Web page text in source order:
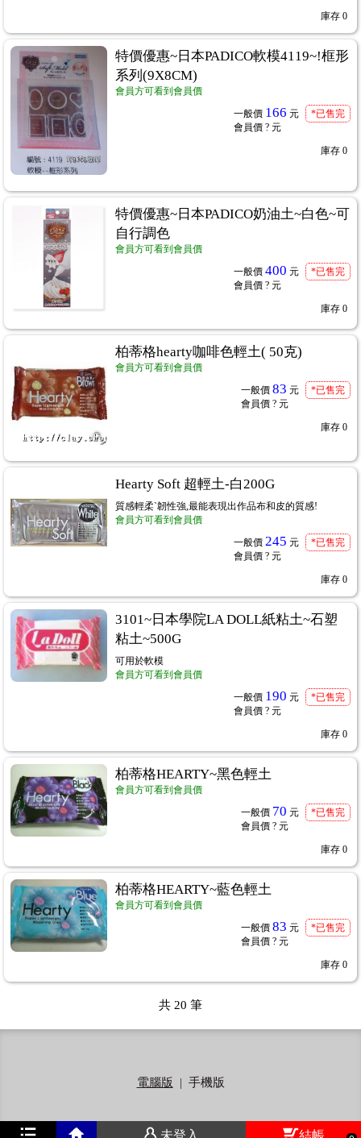
棉紙
紙...89
未登入 結帳
庫存 0
特價優惠~日本PADICO軟模4119~!框形
系列(9X8CM)
會員方可看到會員價
一般價 166 元
會員價 ? 元
*已售完
庫存 0
特價優惠~日本PADICO奶油土~白色~可
自行調色
會員方可看到會員價
一般價 400 元
會員價 ? 元
*已售完
庫存 0
柏蒂格hearty咖啡色輕土( 50克)
會員方可看到會員價
一般價 83 元
會員價 ? 元
*已售完
庫存 0
Hearty Soft 超輕土-白200G
質感輕柔ˋ韌性強,最能表現出作品布和皮的質感!
會員方可看到會員價
一般價 245 元
會員價 ? 元
*已售完
庫存 0
3101~日本學院LA DOLL紙粘土~石塑
粘土~500G
可用於軟模
會員方可看到會員價
一般價 190 元
會員價 ? 元
*已售完
庫存 0
柏蒂格HEARTY~黑色輕土
會員方可看到會員價
一般價 70 元
會員價 ? 元
*已售完
庫存 0
柏蒂格HEARTY~藍色輕土
會員方可看到會員價
一般價 83 元
會員價 ? 元
*已售完
庫存 0
共 20 筆
電腦版 | 手機版